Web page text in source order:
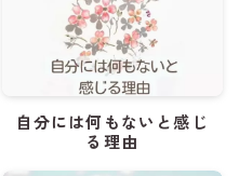
自分には何もないと感じ
る理由